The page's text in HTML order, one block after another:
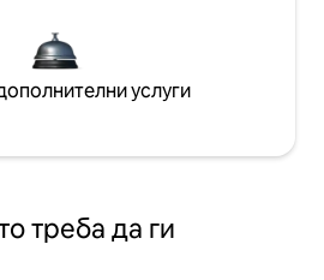
услуги
треба да ги